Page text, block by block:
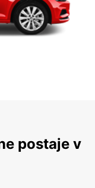
postaje v